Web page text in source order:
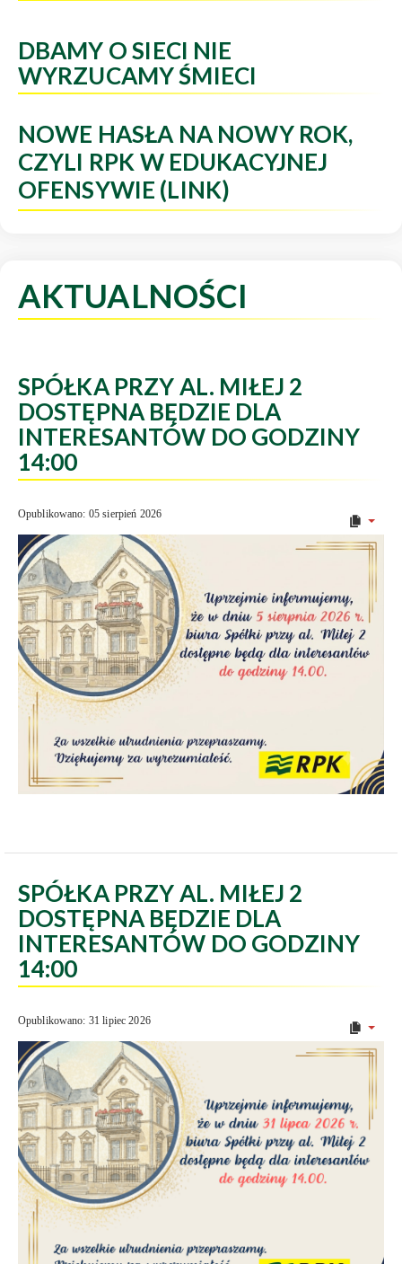
DBAMY O SIECI NIE
WYRZUCAMY ŚMIECI
NOWE HASŁA NA NOWY ROK,
CZYLI RPK W EDUKACYJNEJ
OFENSYWIE (LINK)
AKTUALNOŚCI
SPÓŁKA PRZY AL. MIŁEJ 2
DOSTĘPNA BĘDZIE DLA
INTERESANTÓW DO GODZINY
14:00
Opublikowano: 05 sierpień 2026
SPÓŁKA PRZY AL. MIŁEJ 2
DOSTĘPNA BĘDZIE DLA
INTERESANTÓW DO GODZINY
14:00
Opublikowano: 31 lipiec 2026